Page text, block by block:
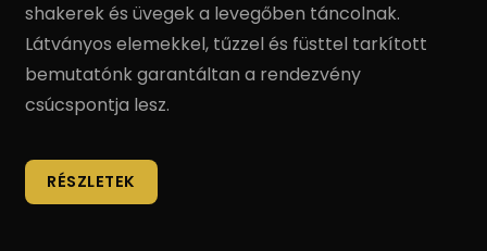
shakerek és üvegek a levegőben táncolnak.
Látványos elemekkel, tűzzel és füsttel tarkított
bemutatónk garantáltan a rendezvény
csúcspontja lesz.
RÉSZLETEK